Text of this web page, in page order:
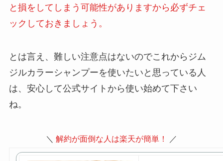
と損をしてしまう可能性がありますから必ずチェ
ックしておきましょう。
とは言え、難しい注意点はないのでこれからジム
ジルカラーシャンプーを使いたいと思っている人
は、安心して公式サイトから使い始めて下さい
ね。
＼ 解約が面倒な人は楽天が簡単！ ／